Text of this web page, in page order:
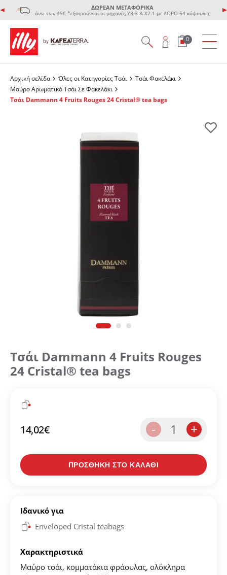
ΔΩΡΕΑΝ ΜΕΤΑΦΟΡΙΚΑ
άνω των 49€ *εξαιρούνται οι μηχανές Υ3.3 & Χ7.1 με ΔΩΡΟ 54 κάψουλες
0
Αρχική σελίδα Όλες οι Κατηγορίες Τσάι
Τσάι Φακελάκι
Μαύρο Αρωματικό Τσάι Σε Φακελάκι
Τσάι Dammann 4 Fruits Rouges 24 Cristal® tea bags
Τσάι Dammann 4 Fruits Rouges
24 Cristal® tea bags
14,02€ - 1 +
ΠΡΟΣΘΗΚΗ ΣΤΟ ΚΑΛΑΘΙ
Ιδανικό για
Enveloped Cristal teabags
Χαρακτηριστικά
Μαύρο τσάι, κομματάκια φράουλας, ολόκληρα
Δημιουργήστε λογαριασμό για να αποθηκεύσετε τα
Δημιουργήστε τον προσωπικό σας λογαριασμό και
αποθηκεύστε την δική σας λίστα αγαπημένων.
κουμπί "Προσθήκη στα Αγαπημένα".
Βρείτε την δική σας λίστα Αγαπημένων στο προφίλ